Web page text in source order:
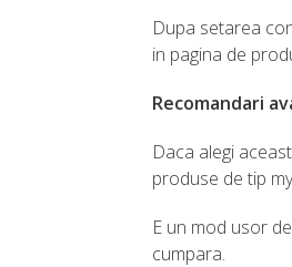
Dupa setarea
in pagina de
Recomandari
Daca alegi
produse de tip
E un mod usor
cumpara.